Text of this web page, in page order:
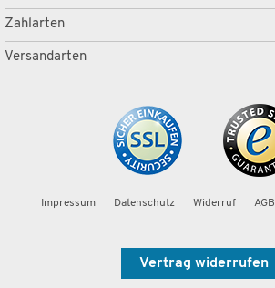
Zahlarten
Versandarten
Impressum Datenschutz Widerruf AGB
Vertrag widerrufen